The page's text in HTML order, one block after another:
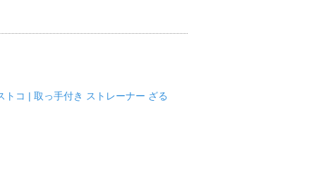
コ | 取っ手付き ストレーナー ざる